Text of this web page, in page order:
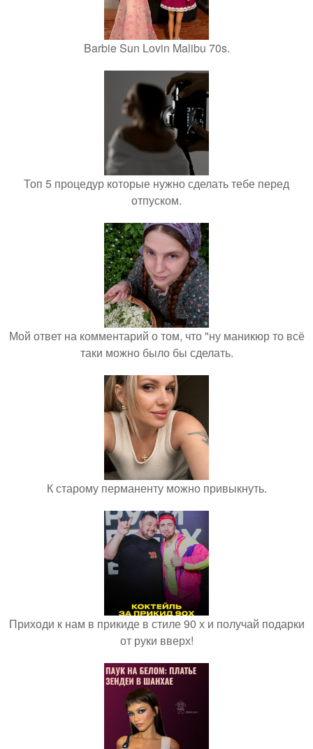
Barbie Sun Lovin Malibu 70s.
Топ 5 процедур которые нужно сделать тебе перед
отпуском.
Мой ответ на комментарий о том, что "ну маникюр то всё
таки можно было бы сделать.
К старому перманенту можно привыкнуть.
Приходи к нам в прикиде в стиле 90 х и получай подарки
от руки вверх!